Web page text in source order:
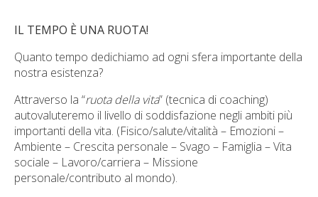
IL TEMPO È UNA RUOTA!
Quanto tempo dedichiamo ad ogni sfera importante della
nostra esistenza?
Attraverso la “ruota della vita” (tecnica di coaching)
autovaluteremo il livello di soddisfazione negli ambiti più
importanti della vita. (Fisico/salute/vitalità – Emozioni –
Ambiente – Crescita personale – Svago – Famiglia – Vita
sociale – Lavoro/carriera – Missione
personale/contributo al mondo).